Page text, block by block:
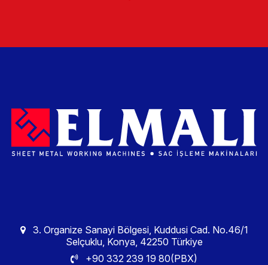
3. Organize Sanayi Bölgesi, Kuddusi Cad. No.46/1
Selçuklu, Konya, 42250 Türkiye
+90 332 239 19 80(PBX)